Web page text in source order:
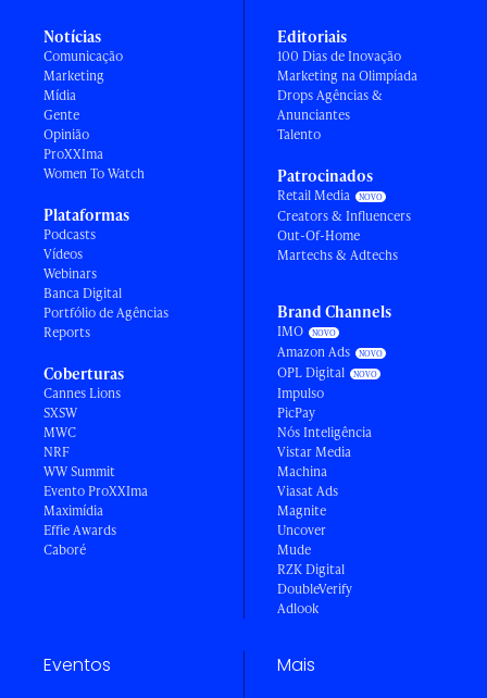
Notícias
Comunicação
Marketing
Mídia
Gente
Opinião
ProXXIma
Women To Watch
Plataformas
Podcasts
Vídeos
Webinars
Banca Digital
Portfólio de Agências
Reports
Coberturas
Cannes Lions
SXSW
MWC
NRF
WW Summit
Evento ProXXIma
Maximídia
Effie Awards
Caboré
Editoriais
100 Dias de Inovação
Marketing na Olimpíada
Drops Agências &
Anunciantes
Talento
Patrocinados
Retail Media
Creators & Influencers
Out-Of-Home
Martechs & Adtechs
Brand Channels
IMO
Amazon Ads
OPL Digital
Impulso
PicPay
Nós Inteligência
Vistar Media
Machina
Viasat Ads
Magnite
Uncover
Mude
RZK Digital
DoubleVerify
Adlook
Eventos Mais